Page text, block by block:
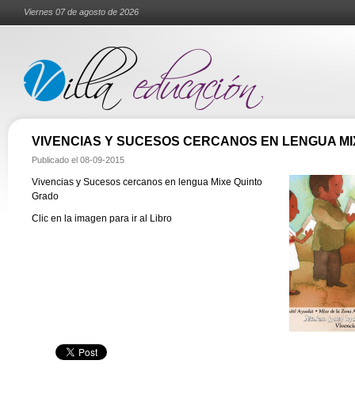
Viernes 07 de agosto de 2026
VIVENCIAS Y SUCESOS CERCANOS EN LENGUA
Publicado el 08-09-2015
Vivencias y Sucesos cercanos en lengua Mixe Quinto
Grado
Clic en la imagen para ir al Libro